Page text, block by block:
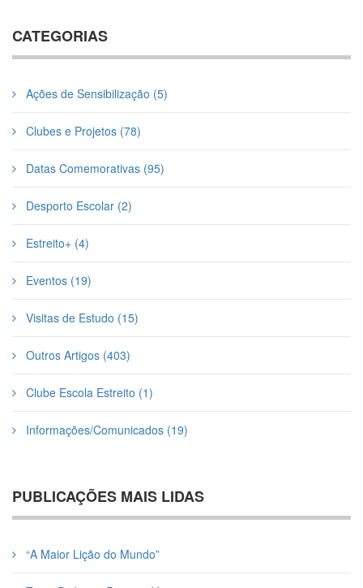
CATEGORIAS
Ações de Sensibilização (5)
Clubes e Projetos (78)
Datas Comemorativas (95)
Desporto Escolar (2)
Estreito+ (4)
Eventos (19)
Visitas de Estudo (15)
Outros Artigos (403)
Clube Escola Estreito (1)
Informações/Comunicados (19)
PUBLICAÇÕES MAIS LIDAS
“A Maior Lição do Mundo”